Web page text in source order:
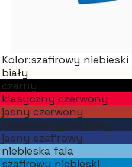
Kolor:szafirowy niebieski
biały
czarny
klasyczny czerwony
jasny czerwony
francuski granatowy
jasny szafirowy
niebieska fala
szafirowy niebieski